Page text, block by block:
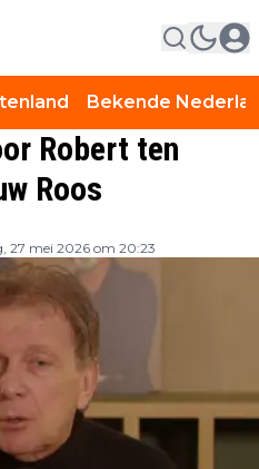
Bekende
Robert ten
Roos
27 mei 2026 om 20:23